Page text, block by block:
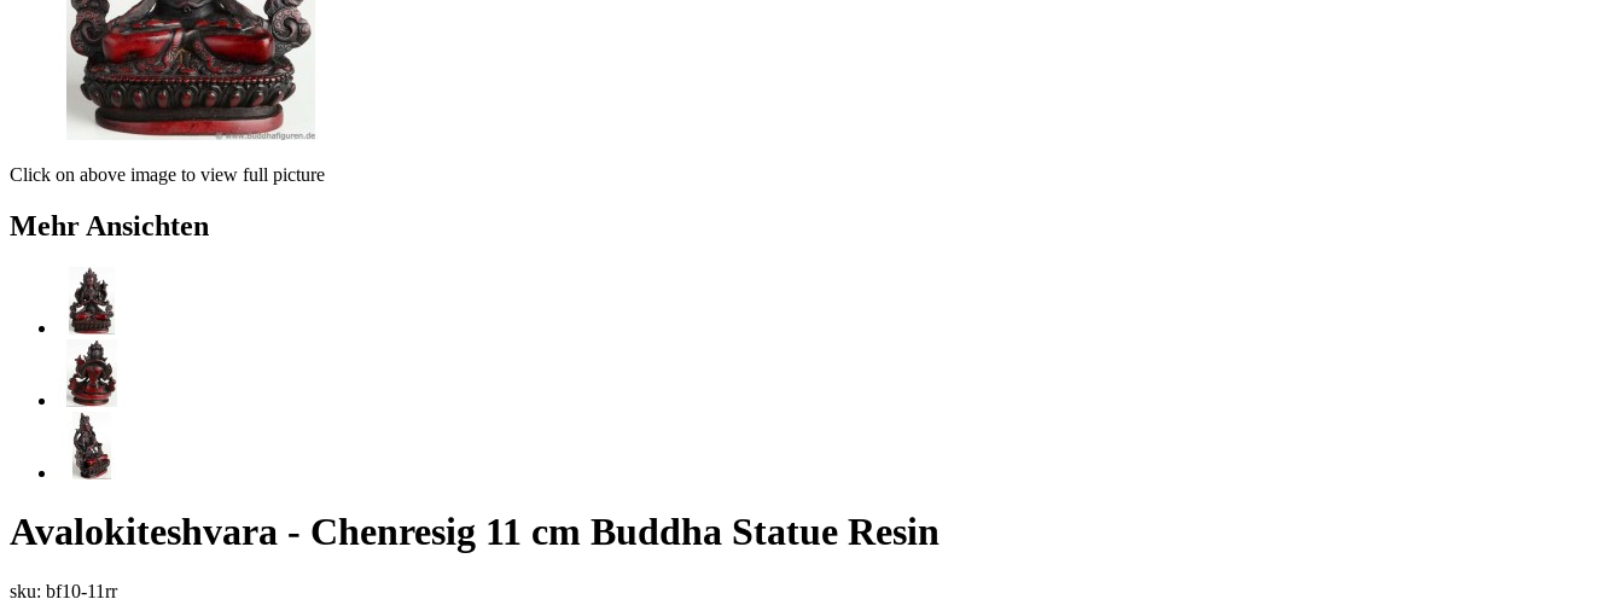
Click on above image to view full picture
Mehr Ansichten
Avalokiteshvara - Chenresig 11 cm Buddha Statue Resin
sku: bf10-11rr